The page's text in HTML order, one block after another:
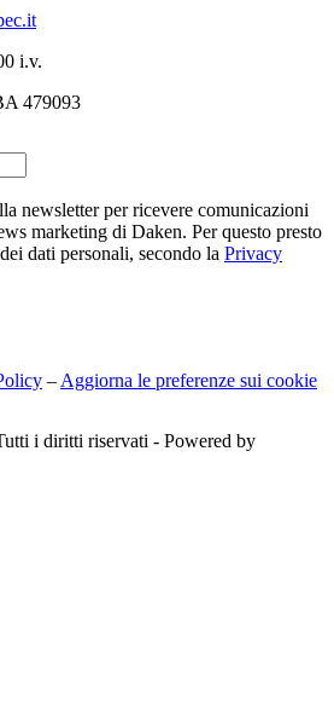
i.v.
479093
newsletter per ricevere comunicazioni
marketing di Daken. Per questo presto
dati personali, secondo la Privacy
– Aggiorna le preferenze sui cookie
i diritti riservati - Powered by